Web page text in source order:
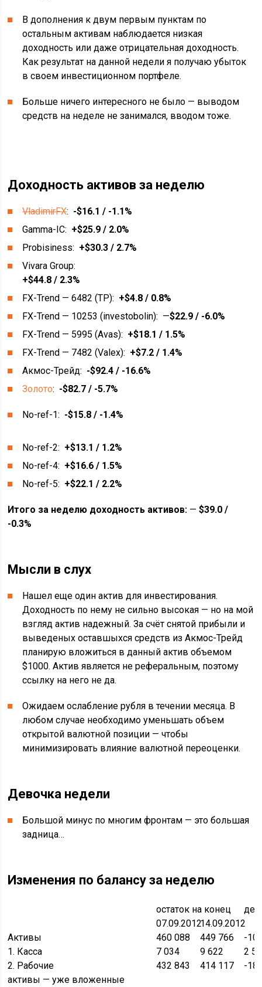
В дополнения к двум первым пунктам по
остальным активам наблюдается низкая
доходность или даже отрицательная доходность.
Как результат на данной недели я получаю убыток
в своем инвестиционном портфеле.
Больше ничего интересного не было — выводом
средств на неделе не занимался, вводом тоже.
Доходность активов за неделю
VladimirFX: -$16.1 / -1.1%
Gamma-IC: +$25.9 / 2.0%
Probisiness: +$30.3 / 2.7%
Vivara Group:
+$44.8 / 2.3%
FX-Trend — 6482 (TP): +$4.8 / 0.8%
FX-Trend — 10253 (investobolin): —$22.9 / -6.0%
FX-Trend — 5995 (Avas): +$18.1 / 1.5%
FX-Trend — 7482 (Valex): +$7.2 / 1.4%
Акмос-Трейд: -$92.4 / -16.6%
Золото: -$82.7 / -5.7%
No-ref-1: -$15.8 / -1.4%
No-ref-2: +$13.1 / 1.2%
No-ref-4: +$16.6 / 1.5%
No-ref-5: +$22.1 / 2.2%
Итого за неделю доходность активов: —$39.0 /
-0.3%
Мысли в слух
Нашел еще один актив для инвестирования.
Доходность по нему не сильно высокая — но на мой
взгляд актив надежный. За счёт снятой прибыли и
выведеных оставшыхся средств из Акмос-Трейд
планирую вложиться в данный актив объемом
$1000. Актив является не реферальным, поэтому
ссылку на него не да.
Ожидаем ослабление рубля в течении месяца. В
любом случае необходимо уменьшать объем
открытой валютной позиции — чтобы
минимизировать влияние валютной переоценки.
Девочка недели
Большой минус по многим фронтам — это большая
задница…
Изменения по балансу за неделю
остаток на конец
07.09.201214.09.2012
Активы
460 088 449 766
-10
1. Касса
7 034 9 622
2
2. Рабочие
активы — уже вложенные
432 843 414 117 -18